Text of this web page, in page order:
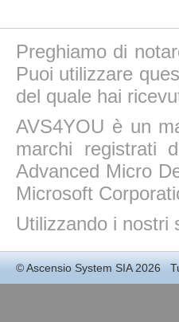
Preghiamo di
Puoi utilizzare
del quale hai
AVS4YOU è un
marchi registrati
Advanced Micro
Microsoft
Utilizzando i nostri
©Ascensio System SIA2026